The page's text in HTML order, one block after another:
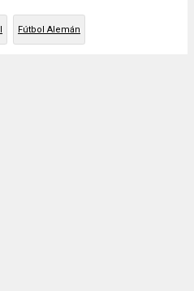
Fútbol Alemán